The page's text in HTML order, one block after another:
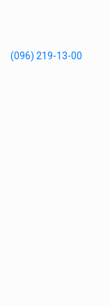
(096) 219-13-00